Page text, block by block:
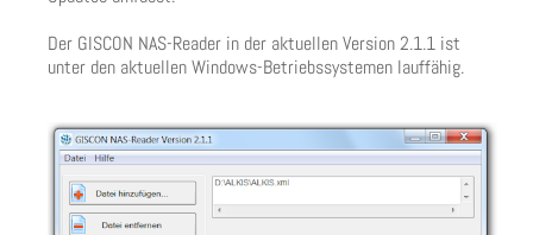
Der GISCON NAS-Reader in der aktuellen Version 2.1.1 ist
unter den aktuellen Windows-Betriebssystemen lauffähig.